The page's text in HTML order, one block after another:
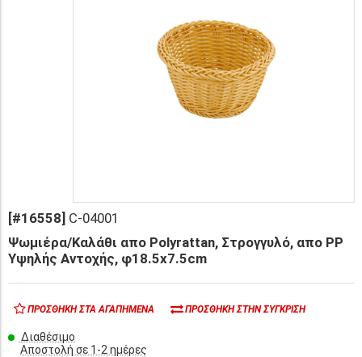
[#16558] C-04001
Ψωμιέρα/Καλάθι απο Polyrattan, Στρογγυλό, απο PP
Υψηλής Αντοχής, φ18.5x7.5cm
ΠΡΟΣΘΉΚΗ ΣΤΑ ΑΓΑΠΗΜΈΝΑ ΠΡΟΣΘΉΚΗ ΣΤΗΝ ΣΎΓΚΡΙΣΗ
Διαθέσιμο
Αποστολή σε 1-2 ημέρες